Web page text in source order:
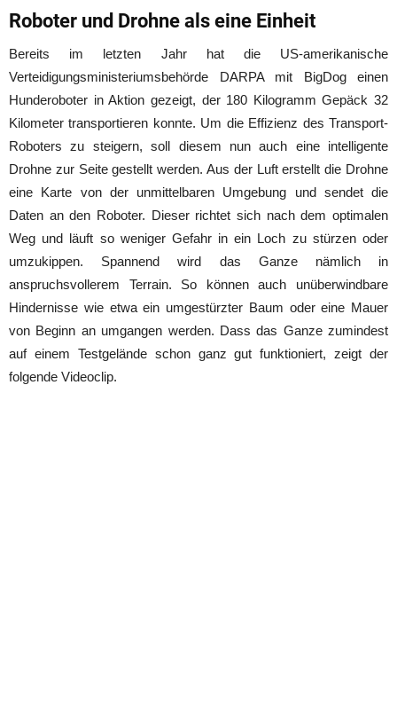
Roboter und Drohne als eine Einheit
Bereits im letzten Jahr hat die US-amerikanische
Verteidigungsministeriumsbehörde DARPA mit BigDog einen
Hunderoboter in Aktion gezeigt, der 180 Kilogramm Gepäck 32
Kilometer transportieren konnte. Um die Effizienz des Transport-
Roboters zu steigern, soll diesem nun auch eine intelligente
Drohne zur Seite gestellt werden. Aus der Luft erstellt die Drohne
eine Karte von der unmittelbaren Umgebung und sendet die
Daten an den Roboter. Dieser richtet sich nach dem optimalen
Weg und läuft so weniger Gefahr in ein Loch zu stürzen oder
umzukippen. Spannend wird das Ganze nämlich in
anspruchsvollerem Terrain. So können auch unüberwindbare
Hindernisse wie etwa ein umgestürzter Baum oder eine Mauer
von Beginn an umgangen werden. Dass das Ganze zumindest
auf einem Testgelände schon ganz gut funktioniert, zeigt der
folgende Videoclip.